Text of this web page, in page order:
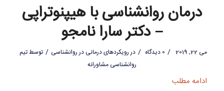
درمان روانشناسی با هیپنوتراپی
– دکتر سارا نامجو
می 22, 2019 / 0 دیدگاه / در رویکردهای درمانی در روانشناسی / توسطتیم
روانشناسی مشاورانه
ادامه مطلب